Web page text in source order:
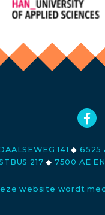
141◆ 6525
217◆ 7500 AE
website wordt